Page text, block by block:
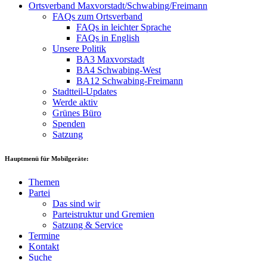
Ortsverband Maxvorstadt/Schwabing/Freimann
FAQs zum Ortsverband
FAQs in leichter Sprache
FAQs in English
Unsere Politik
BA3 Maxvorstadt
BA4 Schwabing-West
BA12 Schwabing-Freimann
Stadtteil-Updates
Werde aktiv
Grünes Büro
Spenden
Satzung
Hauptmenü für Mobilgeräte:
Themen
Partei
Das sind wir
Parteistruktur und Gremien
Satzung & Service
Termine
Kontakt
Suche